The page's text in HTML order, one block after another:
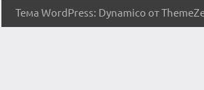
Тема WordPress: Dynamico от